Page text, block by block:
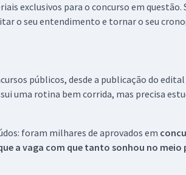
exclusivos para o concurso em
o seu entendimento e tornar o seu
públicos, desde a publicação do
uma rotina bem corrida, mas precisa
foram milhares de aprovados em
a vaga com que tanto sonhou no meio